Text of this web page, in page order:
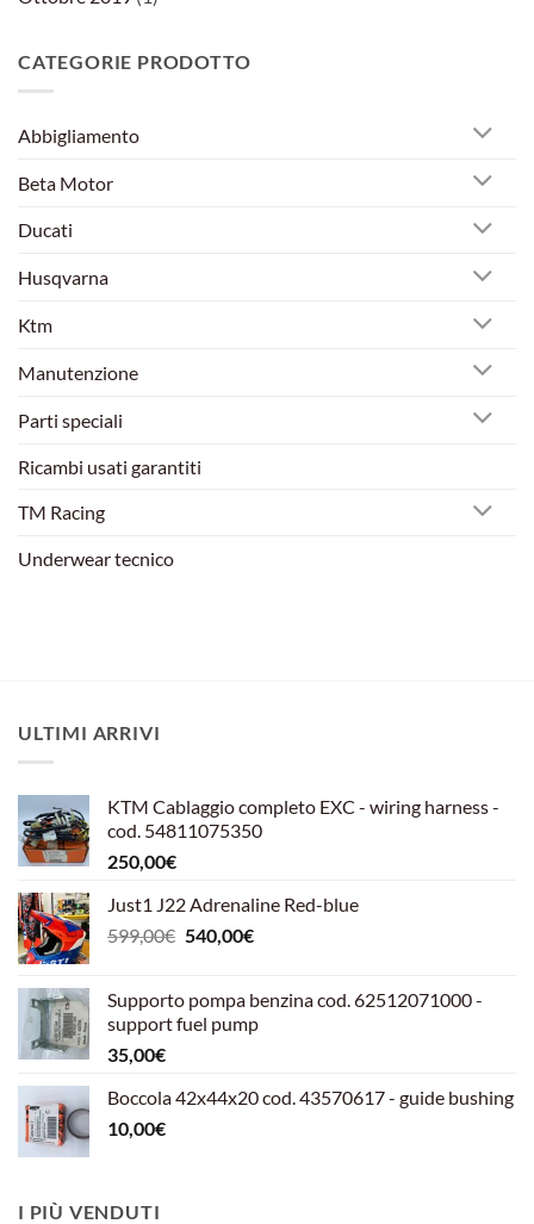
CATEGORIE PRODOTTO
Abbigliamento
Beta Motor
Ducati
Husqvarna
Ktm
Manutenzione
Parti speciali
Ricambi usati garantiti
TM Racing
Underwear tecnico
ULTIMI ARRIVI
KTM Cablaggio completo EXC - wiring harness -
cod. 54811075350
250,00€
Just1 J22 Adrenaline Red-blue
599,00€ Il
era:
599,00€.
540,00€Il
è:
540,00€.
Supporto pompa benzina cod. 62512071000 -
support fuel pump
35,00€
Boccola 42x44x20 cod. 43570617 - guide bushing
10,00€
I PIÙ VENDUTI